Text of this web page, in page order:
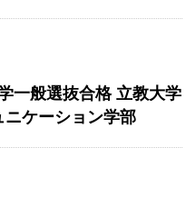
一般選抜合格 立教大学
ニケーション学部